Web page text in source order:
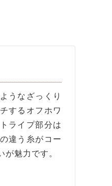
うなざっくり
するオフホワ
ライプ部分は
違う糸がコー
魅力です。